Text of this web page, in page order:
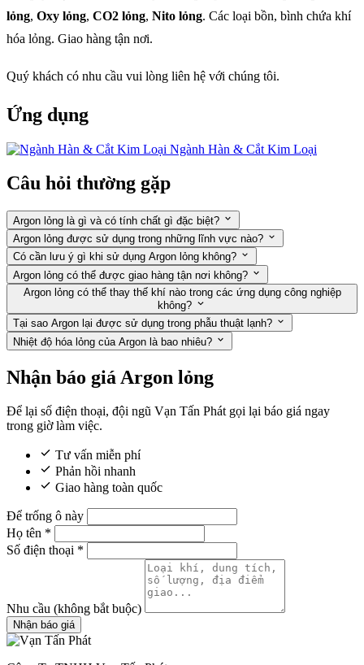
lỏng, Oxy lỏng, CO2 lỏng, Nito lỏng. Các loại bồn, bình chứa khí
hóa lỏng. Giao hàng tận nơi.
Quý khách có nhu cầu vui lòng liên hệ với chúng tôi.
Ứng dụng
Ngành Hàn & Cắt Kim Loại
Câu hỏi thường gặp
Argon lỏng là gì và có tính chất gì đặc biệt?
Argon lỏng được sử dụng trong những lĩnh vực nào?
Có cần lưu ý gì khi sử dụng Argon lỏng không?
Argon lỏng có thể được giao hàng tận nơi không?
Argon lỏng có thể thay thế khí nào trong các ứng dụng công nghiệp
không?
Tại sao Argon lại được sử dụng trong phẫu thuật lạnh?
Nhiệt độ hóa lỏng của Argon là bao nhiêu?
Nhận báo giá Argon lỏng
Để lại số điện thoại, đội ngũ Vạn Tấn Phát gọi lại báo giá ngay
trong giờ làm việc.
Tư vấn miễn phí
Phản hồi nhanh
Giao hàng toàn quốc
Để trống ô này
Họ tên *
Số điện thoại *
Nhu cầu (không bắt buộc)
Nhận báo giá